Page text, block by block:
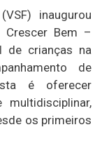
inaugurou
Crescer Bem –
de crianças na
de
é oferecer
multidisciplinar,
os primeiros